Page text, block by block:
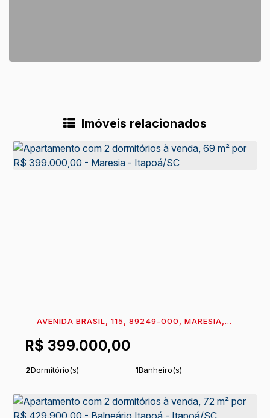
Imóveis relacionados
R$ 399.000,00
AVENIDA BRASIL, 115, 89249-000, MARESIA,
2Dormitório(s) 1Banheiro(s)